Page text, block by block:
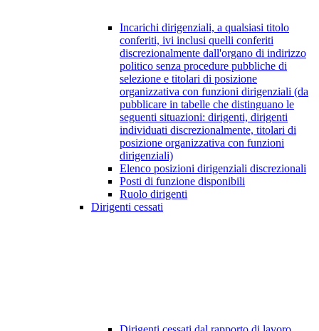
Incarichi dirigenziali, a qualsiasi titolo
conferiti, ivi inclusi quelli conferiti
discrezionalmente dall'organo di indirizzo
politico senza procedure pubbliche di
selezione e titolari di posizione
organizzativa con funzioni dirigenziali (da
pubblicare in tabelle che distinguano le
seguenti situazioni: dirigenti, dirigenti
individuati discrezionalmente, titolari di
posizione organizzativa con funzioni
dirigenziali)
Elenco posizioni dirigenziali discrezionali
Posti di funzione disponibili
Ruolo dirigenti
Dirigenti cessati